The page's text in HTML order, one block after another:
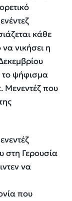
κάθε
νικήσει η
το ψήφισμα
Μενεντέζ που
στη Γερουσία
να
που